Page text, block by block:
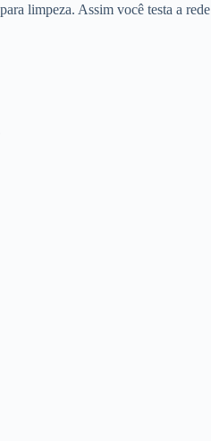
limpeza. Assim você testa a rede